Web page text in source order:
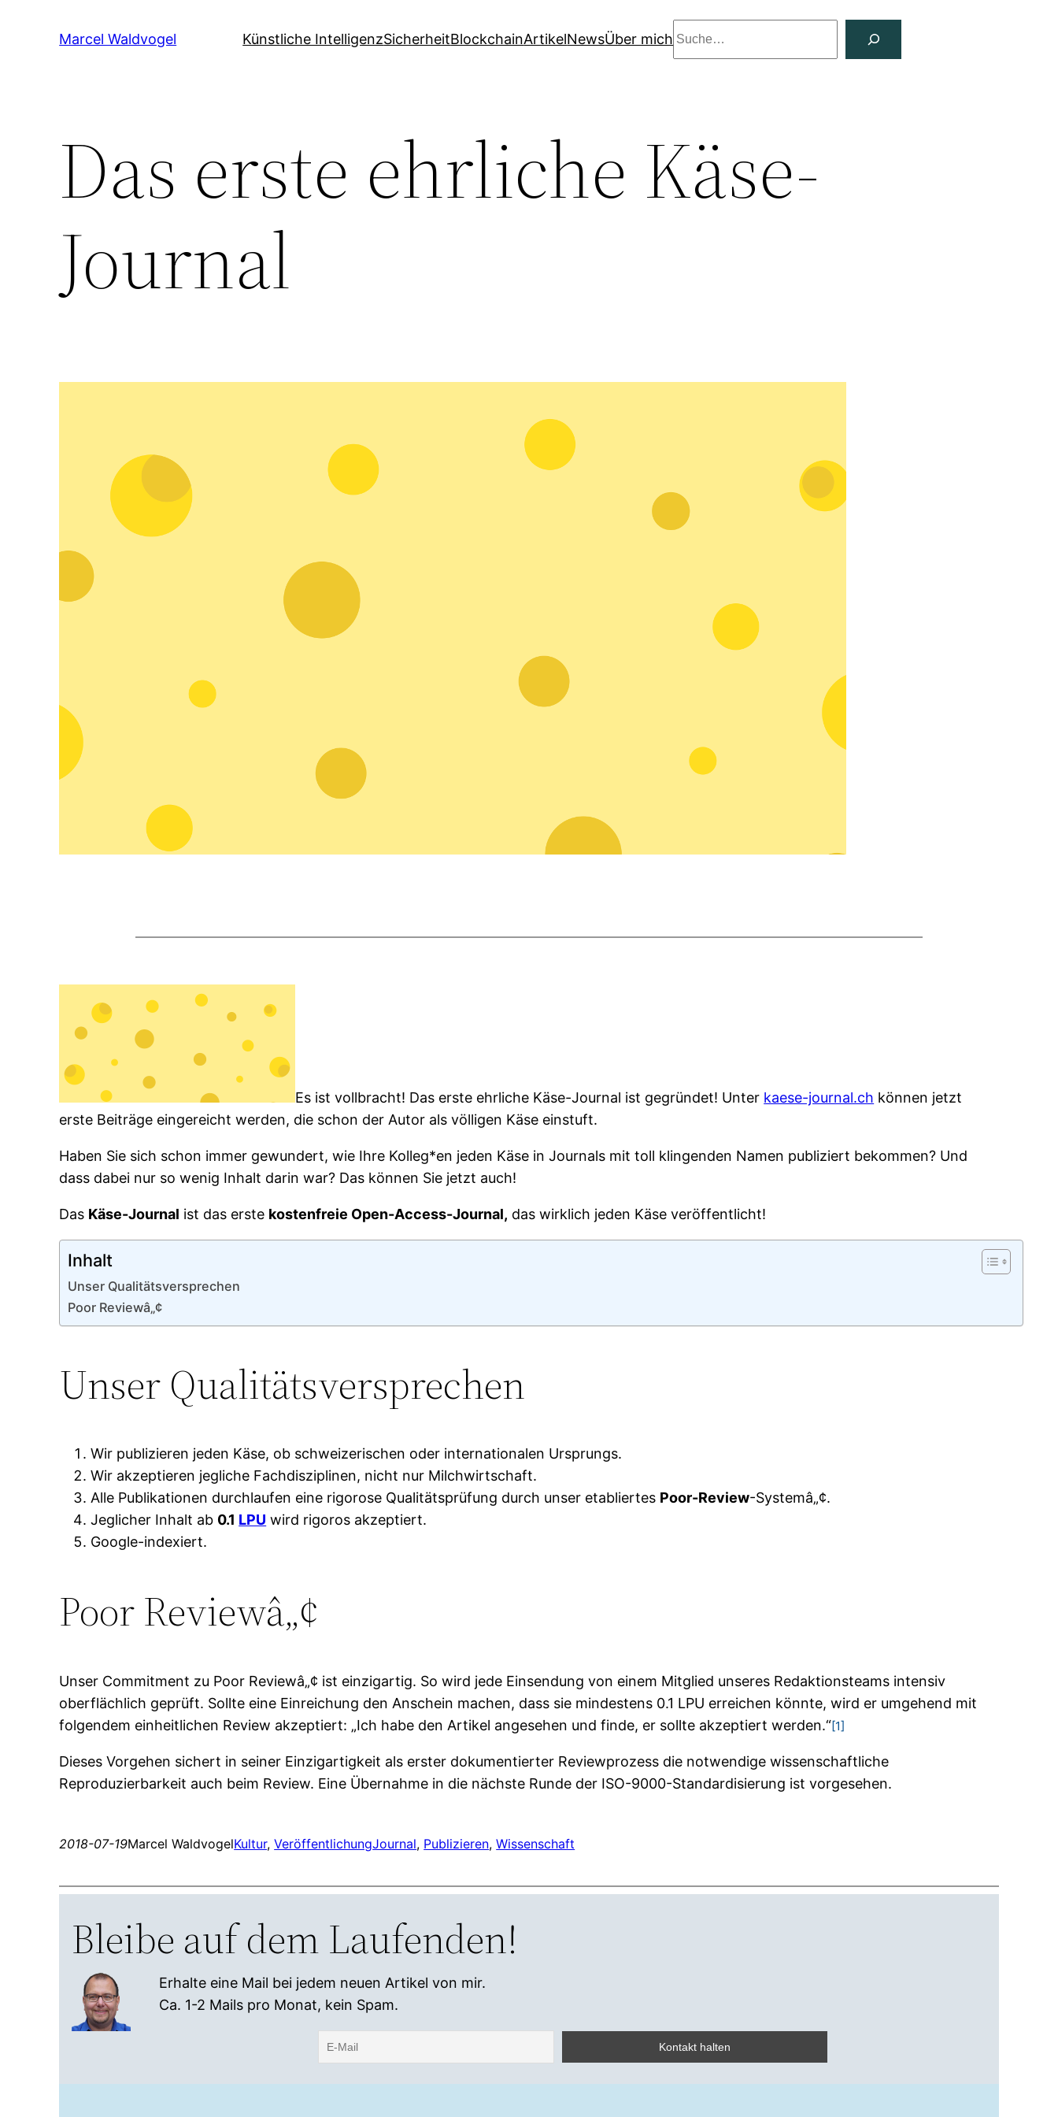
Marcel Waldvogel Künstliche IntelligenzSicherheitBlockchainArtikelNewsÜber mich
Suchen
Das erste ehrliche Käse-
Journal
Es ist vollbracht! Das erste ehrliche Käse-Journal ist gegründet! Unter kaese-journal.ch können jetzt
erste Beiträge eingereicht werden, die schon der Autor als völligen Käse einstuft.
Haben Sie sich schon immer gewundert, wie Ihre Kolleg*en jeden Käse in Journals mit toll klingenden Namen publiziert bekommen? Und
dass dabei nur so wenig Inhalt darin war? Das können Sie jetzt auch!
Das Käse-Journal ist das erste kostenfreie Open-Access-Journal, das wirklich jeden Käse veröffentlicht!
Inhalt
Unser Qualitätsversprechen
Poor Reviewâ„¢
Unser Qualitätsversprechen
Wir publizieren jeden Käse, ob schweizerischen oder internationalen Ursprungs.
Wir akzeptieren jegliche Fachdisziplinen, nicht nur Milchwirtschaft.
Alle Publikationen durchlaufen eine rigorose Qualitätsprüfung durch unser etabliertes Poor-Review-Systemâ„¢.
Jeglicher Inhalt ab 0.1 LPU wird rigoros akzeptiert.
Google-indexiert.
Poor Reviewâ„¢
Unser Commitment zu Poor Reviewâ„¢ ist einzigartig. So wird jede Einsendung von einem Mitglied unseres Redaktionsteams intensiv
oberflächlich geprüft. Sollte eine Einreichung den Anschein machen, dass sie mindestens 0.1 LPU erreichen könnte, wird er umgehend mit
folgendem einheitlichen Review akzeptiert: „Ich habe den Artikel angesehen und finde, er sollte akzeptiert werden.“[1]
Dieses Vorgehen sichert in seiner Einzigartigkeit als erster dokumentierter Reviewprozess die notwendige wissenschaftliche
Reproduzierbarkeit auch beim Review. Eine Übernahme in die nächste Runde der ISO-9000-Standardisierung ist vorgesehen.
2018-07-19Marcel WaldvogelKultur, VeröffentlichungJournal, Publizieren, Wissenschaft
Bleibe auf dem Laufenden!
Erhalte eine Mail bei jedem neuen Artikel von mir.
Ca. 1-2 Mails pro Monat, kein Spam.